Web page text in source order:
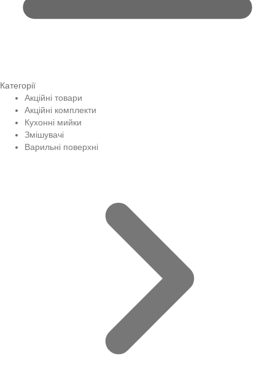
Категорії
Акційні товари
Акційні комплекти
Кухонні мийки
Змішувачі
Варильні поверхні